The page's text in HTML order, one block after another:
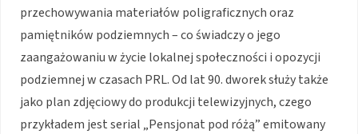
przechowywania materiałów poligraficznych oraz
pamiętników podziemnych – co świadczy o jego
zaangażowaniu w życie lokalnej społeczności i opozycji
podziemnej w czasach PRL. Od lat 90. dworek służy także
jako plan zdjęciowy do produkcji telewizyjnych, czego
przykładem jest serial „Pensjonat pod różą” emitowany